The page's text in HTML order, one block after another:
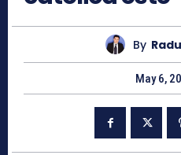
By
May 6,